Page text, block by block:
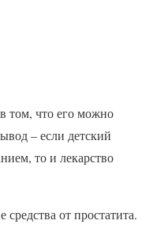
том, что его можно
– если детский
то и лекарство
от простатита.